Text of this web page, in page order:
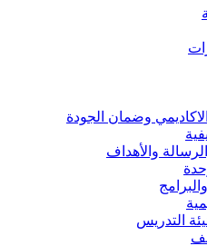
وضمان الجودة
والأهداف
التدريس